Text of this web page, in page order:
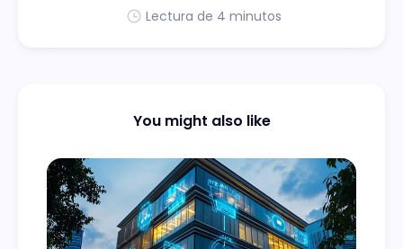
Lectura de 4 minutos
You might also like